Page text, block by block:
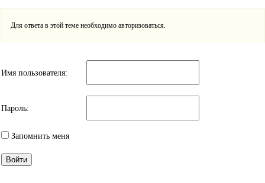
Для ответа в этой теме необходимо авторизоваться.
Имя пользователя:
Пароль:
Запомнить меня
Войти